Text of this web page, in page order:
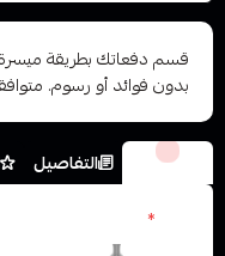
بدون فوائد أو رسوم.
الخيارات التفاصيل
*